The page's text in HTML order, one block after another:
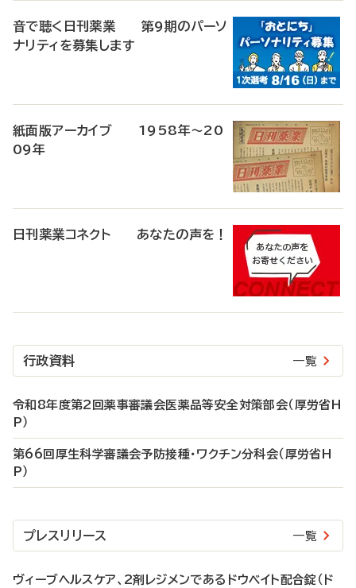
音で聴く日刊薬業 第9期のパーソ
ナリティを募集します
紙面版アーカイブ 1958年～20
09年
日刊薬業コネクト あなたの声を！
行政資料 一覧
令和8年度第2回薬事審議会医薬品等安全対策部会（厚労省H
P）
第66回厚生科学審議会予防接種・ワクチン分科会（厚労省H
P）
プレスリリース 一覧
ヴィーブヘルスケア、2剤レジメンであるドウベイト配合錠（ド